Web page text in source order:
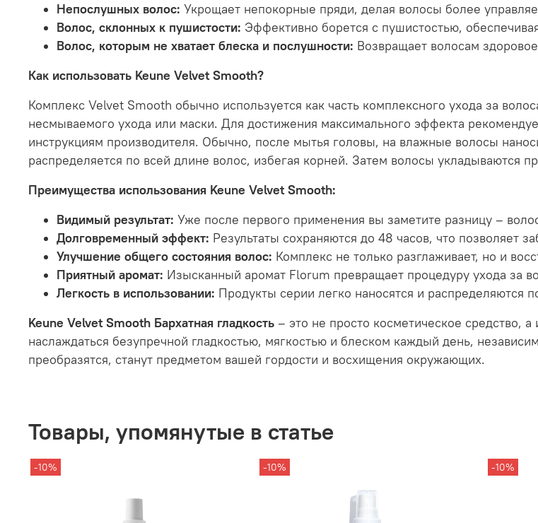
Непослушных волос: Укрощает непокорные пряди, делая волосы более
Волос, склонных к пушистости: Эффективно борется с пушистостью,
Волос, которым не хватает блеска и послушности: Возвращает волосам
Как использовать Keune Velvet Smooth?
Комплекс Velvet Smooth обычно используется как часть комплексного ухода за
несмываемого ухода или маски. Для достижения максимального эффекта
инструкциям производителя. Обычно, после мытья головы, на влажные волосы
распределяется по всей длине волос, избегая корней. Затем волосы укладываются
Преимущества использования Keune Velvet Smooth:
Видимый результат: Уже после первого применения вы заметите разницу –
Долговременный эффект: Результаты сохраняются до 48 часов, что позволяет
Улучшение общего состояния волос: Комплекс не только разглаживает, но и
Приятный аромат: Изысканный аромат Florum превращает процедуру ухода за
Легкость в использовании: Продукты серии легко наносятся и распределяются
Keune Velvet Smooth Бархатная гладкость – это не просто косметическое средство,
наслаждаться безупречной гладкостью, мягкостью и блеском каждый день,
преобразятся, станут предметом вашей гордости и восхищения окружающих.
Товары, упомянутые в статье
-10% -10% -10%